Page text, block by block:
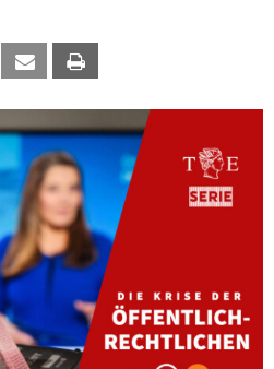
Xing Email